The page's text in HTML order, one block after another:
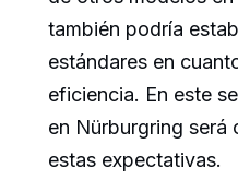
también podría
estándares en
eficiencia. En este
en Nürburgring será
estas expectativas.